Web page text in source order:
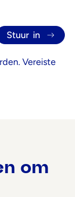
Vereiste
om